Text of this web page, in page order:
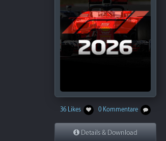
36 Likes 0 Kommentare
Details & Download